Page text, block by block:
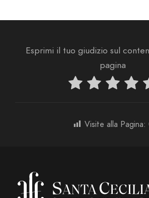
Esprimi il tuo giudizio sul
pagina
Visite alla Pagina: